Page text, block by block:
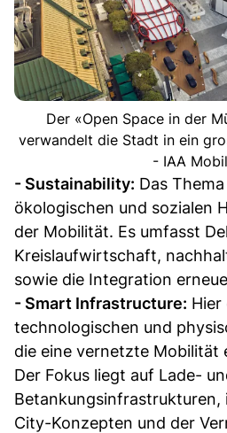
Der «Open Space in der
verwandelt die Stadt in ein
- IAA
- Sustainability: Das
ökologischen und sozialen
der Mobilität. Es umfasst
Kreislaufwirtschaft,
sowie die Integration
- Smart Infrastructure: Hier
technologischen und
die eine vernetzte Mobilität
Der Fokus liegt auf Lade-
City-Konzepten und der